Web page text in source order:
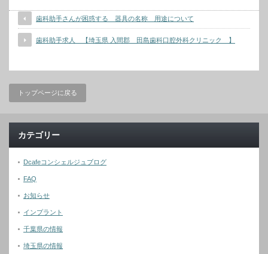
歯科助手さんが困惑する 器具の名称 用途について
歯科助手求人 【埼玉県 入間郡 田島歯科口腔外科クリニック 】
トップページに戻る
カテゴリー
Dcafeコンシェルジュブログ
FAQ
お知らせ
インプラント
千葉県の情報
埼玉県の情報